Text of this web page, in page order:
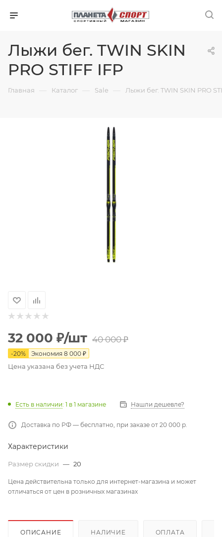
Лыжи бег. TWIN SKIN
PRO STIFF IFP
Главная — Каталог — Sale — Лыжи бег. TWIN SKIN PRO
32 000 ₽/шт 40 000₽
-20% Экономия 8 000 ₽
Цена указана без учета НДС
Есть в наличии: 1 в 1 магазине Нашли дешевле?
Доставка по РФ — бесплатно, при заказе от 20 000 р.
Характеристики
Размер скидки — 20
Цена действительна только для интернет-магазина и может
отличаться от цен в розничных магазинах
ОПИСАНИЕ НАЛИЧИЕ ОПЛАТА